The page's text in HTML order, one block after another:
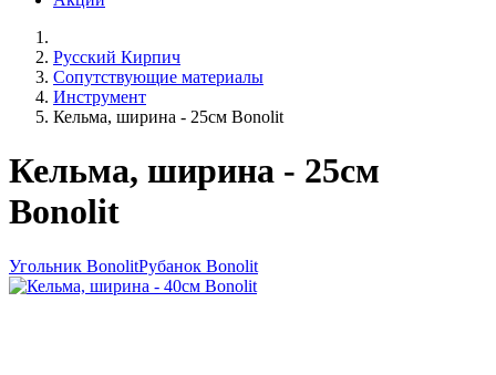
Русский Кирпич
Сопутствующие материалы
Инструмент
Кельма, ширина - 25см Bonolit
Кельма, ширина - 25см
Bonolit
Угольник BonolitРубанок Bonolit